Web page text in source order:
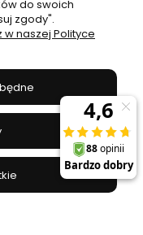
669-050-03-43
do swoich
zgody".
naszej Polityce